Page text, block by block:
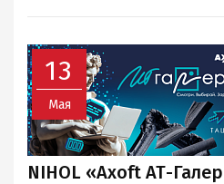
13
Мая
NIHOL «Axoft АТ-